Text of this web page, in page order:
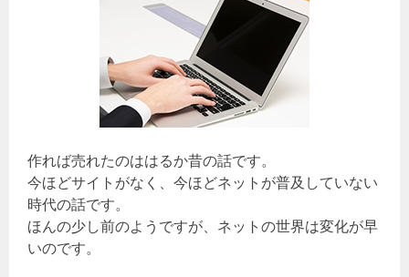
作れば売れたのははるか昔の話です。
今ほどサイトがなく、今ほどネットが普及していない
時代の話です。
ほんの少し前のようですが、ネットの世界は変化が早
いのです。